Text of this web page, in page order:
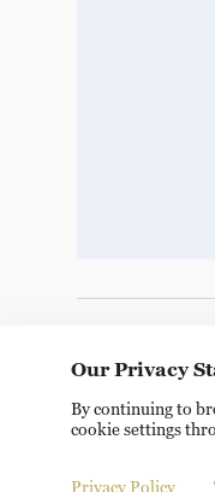
Our Privacy
By continuing to
cookie settings
Privacy Policy